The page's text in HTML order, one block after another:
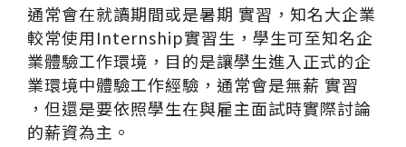
通常會在就讀期間或是暑期 實習，知名大企業
較常使用Internship實習生，學生可至知名企
業體驗工作環境，目的是讓學生進入正式的企
業環境中體驗工作經驗，通常會是無薪 實習
，但還是要依照學生在與雇主面試時實際討論
的薪資為主。